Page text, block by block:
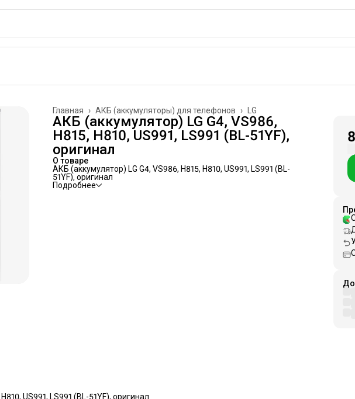
LG
АКБ (аккумуляторы) для телефонов ›
Главная ›
АКБ (аккумулятор) LG G4, VS986,
H815, H810, US991, LS991 (BL-51YF),
оригинал
О товаре
АКБ (аккумулятор) LG G4, VS986, H815, H810, US991, LS991 (BL-
51YF), оригинал
Подробнее
US991, LS991 (BL-51YF), оригинал